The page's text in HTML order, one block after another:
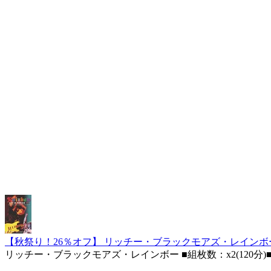
【秋祭り！26％オフ】 リッチー・ブラックモアズ・レイン
リッチー・ブラックモアズ・レインボー ■組枚数：x2(120